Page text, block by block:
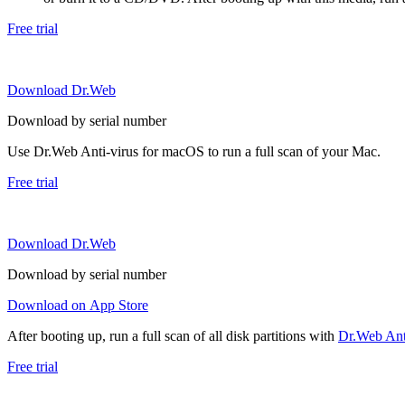
Free trial
Download Dr.Web
Download by serial number
Use Dr.Web Anti-virus for macOS to run a full scan of your Mac.
Free trial
Download Dr.Web
Download by serial number
Download on App Store
After booting up, run a full scan of all disk partitions with Dr.Web
Free trial